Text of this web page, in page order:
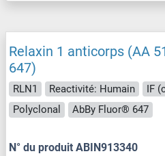
Relaxin 1 anticorps (AA
647)
RLN1 Reactivité: Humain IF
Polyclonal
AbBy Fluor® 647
N° du produit ABIN913340